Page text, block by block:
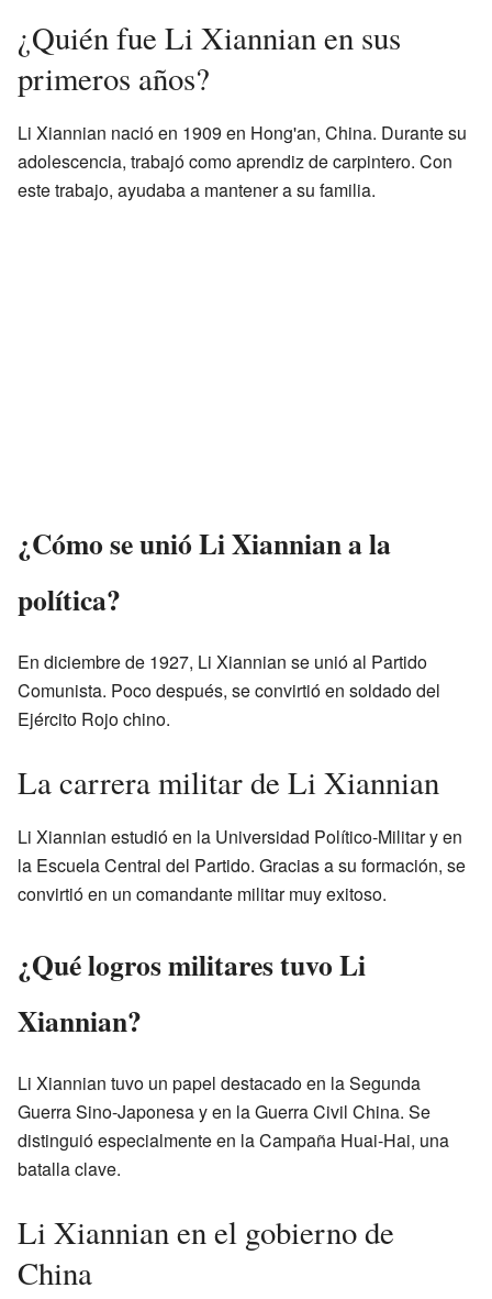
¿Quién fue Li Xiannian en sus
primeros años?
Li Xiannian nació en 1909 en Hong'an, China. Durante su
adolescencia, trabajó como aprendiz de carpintero. Con
este trabajo, ayudaba a mantener a su familia.
¿Cómo se unió Li Xiannian a la
política?
En diciembre de 1927, Li Xiannian se unió al Partido
Comunista. Poco después, se convirtió en soldado del
Ejército Rojo chino.
La carrera militar de Li Xiannian
Li Xiannian estudió en la Universidad Político-Militar y en
la Escuela Central del Partido. Gracias a su formación, se
convirtió en un comandante militar muy exitoso.
¿Qué logros militares tuvo Li
Xiannian?
Li Xiannian tuvo un papel destacado en la Segunda
Guerra Sino-Japonesa y en la Guerra Civil China. Se
distinguió especialmente en la Campaña Huai-Hai, una
batalla clave.
Li Xiannian en el gobierno de
China